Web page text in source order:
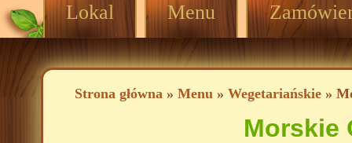
Lokal Menu
Strona główna » Menu » Wegetariańskie »
Morskie